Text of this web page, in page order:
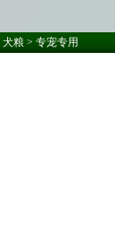
犬粮 > 专宠专用